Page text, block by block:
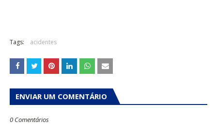
Tags: acidentes
ENVIAR UM COMENTÁRIO
0 Comentários